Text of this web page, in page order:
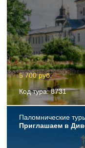
5 700 руб.
Код тура: 8731
Пaломнические
Приглашаем в